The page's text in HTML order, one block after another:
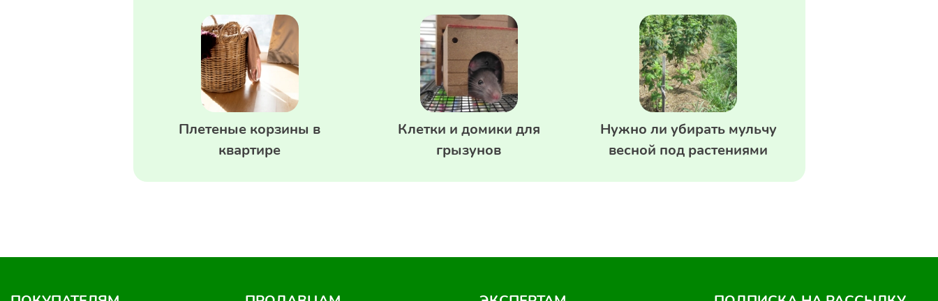
Плетеные корзины в
квартире
Клетки и домики для
грызунов
Нужно ли убирать мульчу
весной под растениями